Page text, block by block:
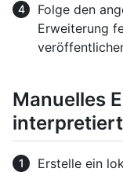
Folge den
Erweiterung
Manuelles
Erstelle ein